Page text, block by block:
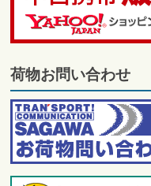
荷物お問い合わせ